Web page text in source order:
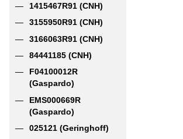
1415467R91 (CNH)
3155950R91 (CNH)
3166063R91 (CNH)
84441185 (CNH)
F04100012R
(Gaspardo)
EMS000669R
(Gaspardo)
025121 (Geringhoff)